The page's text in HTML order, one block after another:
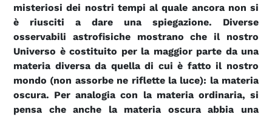
misteriosi dei nostri tempi al quale ancora non si
è riusciti a dare una spiegazione. Diverse
osservabili astrofisiche mostrano che il nostro
Universo è costituito per la maggior parte da una
materia diversa da quella di cui è fatto il nostro
mondo (non assorbe ne riflette la luce): la materia
oscura. Per analogia con la materia ordinaria, si
pensa che anche la materia oscura abbia una